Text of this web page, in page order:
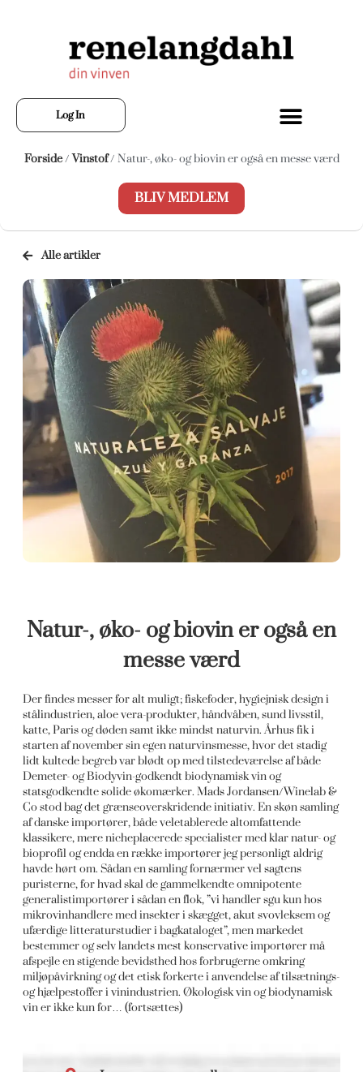
Log In
Forside/Vinstof/ Natur-, øko- og biovin er også en messe værd
BLIV MEDLEM
Alle artikler
Natur-, øko- og biovin er også en
messe værd
Der findes messer for alt muligt; fiskefoder, hygiejnisk design i
stålindustrien, aloe vera-produkter, håndvåben, sund livsstil,
katte, Paris og døden samt ikke mindst naturvin. Århus fik i
starten af november sin egen naturvinsmesse, hvor det stadig
lidt kultede begreb var blødt op med tilstedeværelse af både
Demeter- og Biodyvin-godkendt biodynamisk vin og
statsgodkendte solide økomærker. Mads Jordansen/Winelab &
Co stod bag det grænseoverskridende initiativ. En skøn samling
af danske importører, både veletablerede altomfattende
klassikere, mere nicheplacerede specialister med klar natur- og
bioprofil og endda en række importører jeg personligt aldrig
havde hørt om. Sådan en samling fornærmer vel sagtens
puristerne, for hvad skal de gammelkendte omnipotente
generalistimportører i sådan en flok, ”vi handler sgu kun hos
mikrovinhandlere med insekter i skægget, akut svovleksem og
ufærdige litteraturstudier i bagkataloget”, men markedet
bestemmer og selv landets mest konservative importører må
afspejle en stigende bevidsthed hos forbrugerne omkring
miljøpåvirkning og det etisk forkerte i anvendelse af tilsætnings-
og hjælpestoffer i vinindustrien. Økologisk vin og biodynamisk
vin er ikke kun for… (fortsættes)